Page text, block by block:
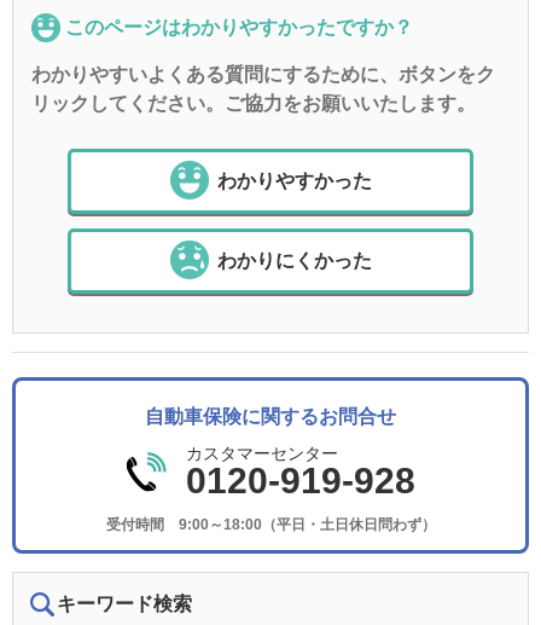
このページはわかりやすかったですか？
わかりやすいよくある質問にするために、ボタンをク
リックしてください。ご協力をお願いいたします。
わかりやすかった
わかりにくかった
自動車保険に関するお問合せ
カスタマーセンター
0120-919-928
受付時間 9:00～18:00（平日・土日休日問わず）
キーワード検索